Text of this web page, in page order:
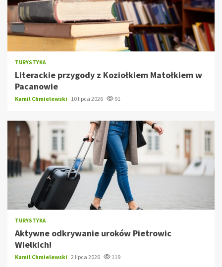
TURYSTYKA
Literackie przygody z Koziołkiem Matołkiem w
Pacanowie
Kamil Chmielewski 10 lipca 2026 91
TURYSTYKA
Aktywne odkrywanie uroków Pietrowic
Wielkich!
Kamil Chmielewski 2 lipca 2026 119